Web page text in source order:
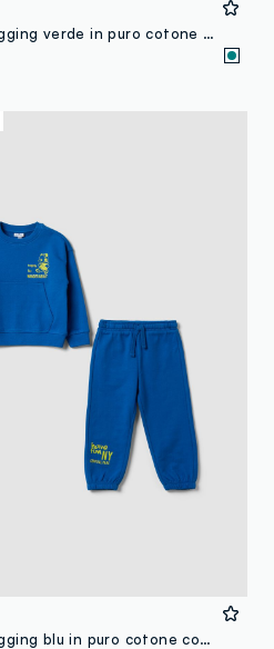
Completo jogging verde in puro cotone per bimbo
Completo jogging blu in puro cotone con stampa per bimbo